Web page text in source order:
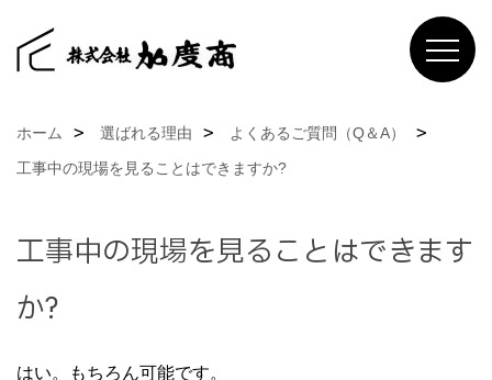
ホーム 選ばれる理由
よくあるご質問（Q＆A）
工事中の現場を見ることはできますか?
工事中の現場を見ることはできます
か?
はい。もちろん可能です。